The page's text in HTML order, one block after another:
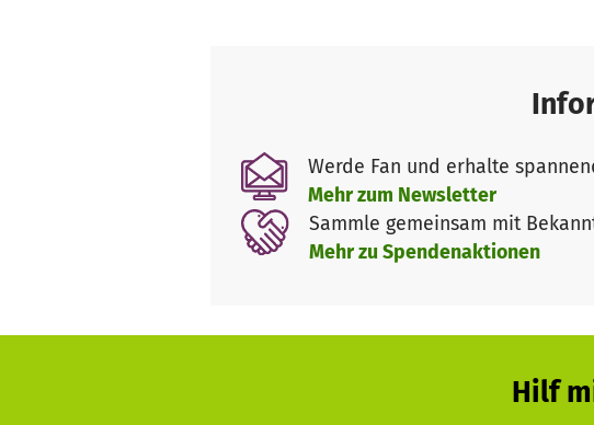
Werde Fan und erhalte
Mehr zum Newsletter
Sammle gemeinsam mit
Mehr zu Spendenaktionen
Hilf